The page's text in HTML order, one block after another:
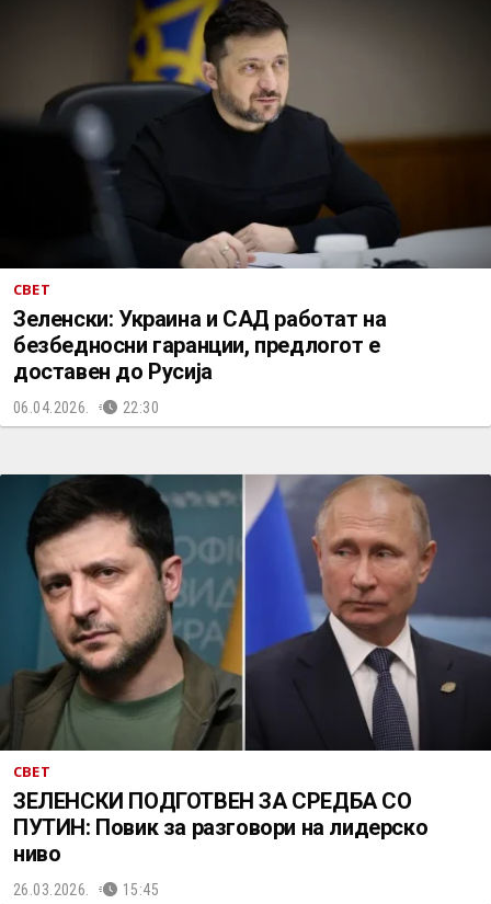
СВЕТ
Зеленски: Украина и САД работат на
безбедносни гаранции, предлогот е
доставен до Русија
06.04.2026. 22:30
СВЕТ
ЗЕЛЕНСКИ ПОДГОТВЕН ЗА СРЕДБА СО
ПУТИН: Повик за разговори на лидерско
ниво
26.03.2026. 15:45